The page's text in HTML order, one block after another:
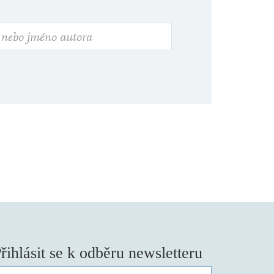
se k odběru newsletteru